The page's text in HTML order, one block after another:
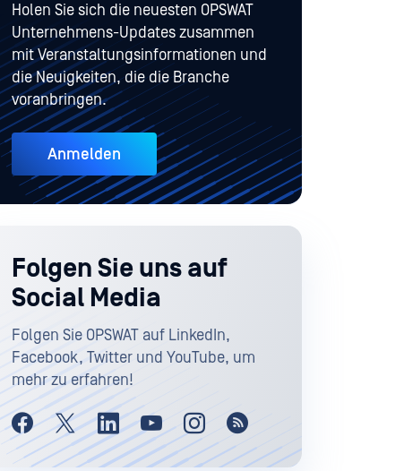
Holen Sie sich die neuesten OPSWAT
Unternehmens-Updates zusammen
mit Veranstaltungsinformationen und
die Neuigkeiten, die die Branche
voranbringen.
Anmelden
Folgen Sie uns auf
Social Media
Folgen Sie OPSWAT auf LinkedIn,
Facebook, Twitter und YouTube, um
mehr zu erfahren!